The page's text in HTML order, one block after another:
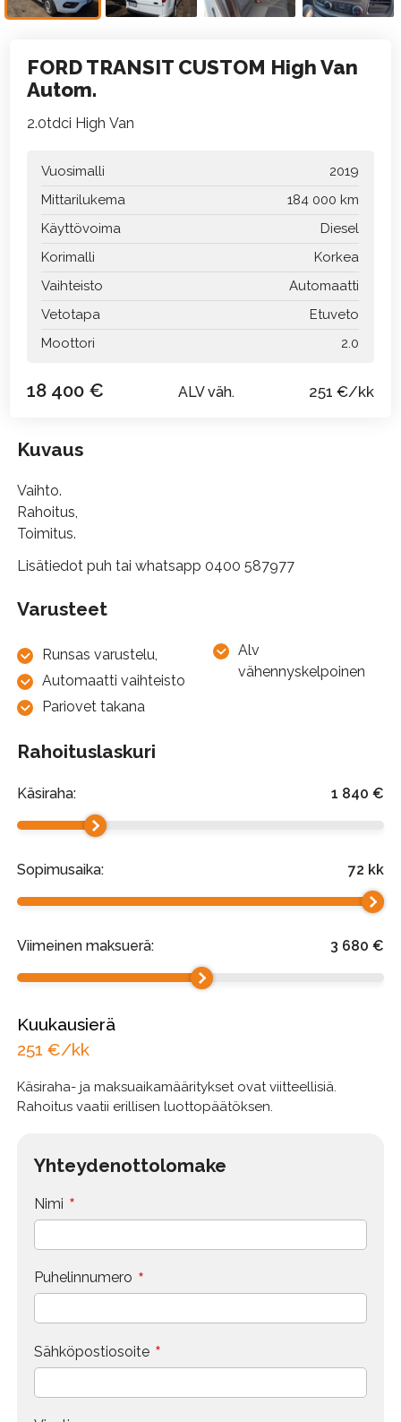
FORD TRANSIT CUSTOM High Van
Autom.
2.0tdci High Van
Vuosimalli
2019
Mittarilukema
184 000 km
Käyttövoima
Diesel
Korimalli
Korkea
Vaihteisto
Automaatti
Vetotapa
Etuveto
Moottori
2.0
18 400 € ALV väh. 251 €/kk
Kuvaus
Vaihto.
Rahoitus,
Toimitus.
Lisätiedot puh tai whatsapp 0400 587977
Varusteet
Runsas varustelu,
Automaatti vaihteisto
Pariovet takana
Alv
vähennyskelpoinen
Rahoituslaskuri
Käsiraha: 1 840 €
Sopimusaika: 72 kk
Viimeinen maksuerä: 3 680 €
Kuukausierä
251 €/kk
Käsiraha- ja maksuaikamääritykset ovat viitteellisiä.
Rahoitus vaatii erillisen luottopäätöksen.
Yhteydenottolomake
Nimi *
Puhelinnumero *
Sähköpostiosoite *